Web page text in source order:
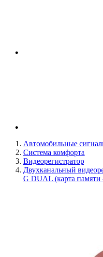
Автомобильные
Система комфорта
Видеорегистратор
Двухканальный
G DUAL (карта памяти